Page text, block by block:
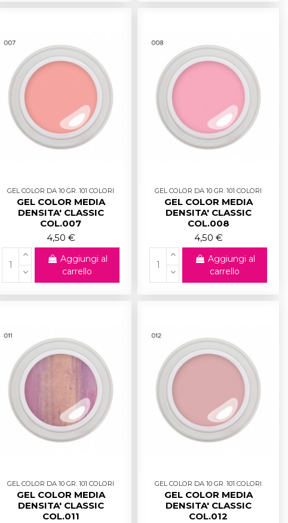
GEL COLOR DA 10 GR. 101 COLORI
GEL COLOR MEDIA
DENSITA' CLASSIC
COL.007
4,50 €
Aggiungi al
carrello
GEL COLOR DA 10 GR. 101 COLORI
GEL COLOR MEDIA
DENSITA' CLASSIC
COL.008
4,50 €
Aggiungi al
carrello
GEL COLOR DA 10 GR. 101 COLORI
GEL COLOR MEDIA
DENSITA' CLASSIC
COL.011
GEL COLOR DA 10 GR. 101 COLORI
GEL COLOR MEDIA
DENSITA' CLASSIC
COL.012